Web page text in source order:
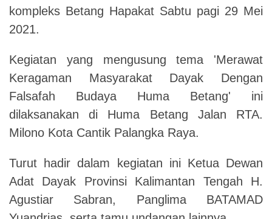
kompleks Betang Hapakat Sabtu pagi 29 Mei
2021.
Kegiatan yang mengusung tema 'Merawat
Keragaman Masyarakat Dayak Dengan
Falsafah Budaya Huma Betang' ini
dilaksanakan di Huma Betang Jalan RTA.
Milono Kota Cantik Palangka Raya.
Turut hadir dalam kegiatan ini Ketua Dewan
Adat Dayak Provinsi Kalimantan Tengah H.
Agustiar Sabran, Panglima BATAMAD